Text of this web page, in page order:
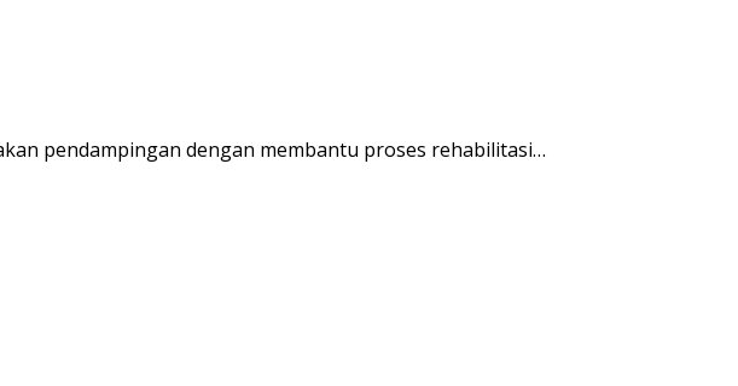
pendampingan dengan membantu proses rehabilitasi…